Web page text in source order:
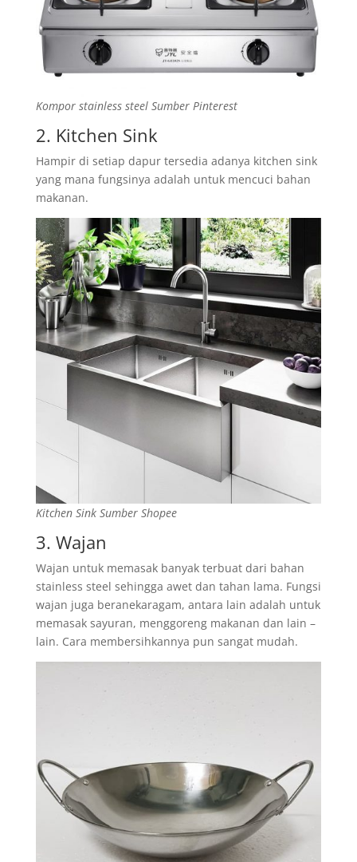
Kompor stainless steel Sumber Pinterest
2. Kitchen Sink
Hampir di setiap dapur tersedia adanya kitchen sink
yang mana fungsinya adalah untuk mencuci bahan
makanan.
Kitchen Sink Sumber Shopee
3. Wajan
Wajan untuk memasak banyak terbuat dari bahan
stainless steel sehingga awet dan tahan lama. Fungsi
wajan juga beranekaragam, antara lain adalah untuk
memasak sayuran, menggoreng makanan dan lain –
lain. Cara membersihkannya pun sangat mudah.